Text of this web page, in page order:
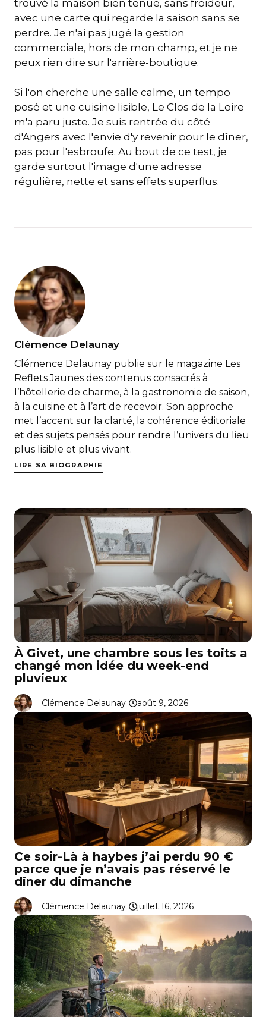
trouvé la maison bien tenue, sans froideur,
avec une carte qui regarde la saison sans se
perdre. Je n'ai pas jugé la gestion
commerciale, hors de mon champ, et je ne
peux rien dire sur l'arrière-boutique.
Si l'on cherche une salle calme, un tempo
posé et une cuisine lisible, Le Clos de la Loire
m'a paru juste. Je suis rentrée du côté
d'Angers avec l'envie d'y revenir pour le dîner,
pas pour l'esbroufe. Au bout de ce test, je
garde surtout l'image d'une adresse
régulière, nette et sans effets superflus.
Clémence Delaunay
Clémence Delaunay publie sur le magazine Les
Reflets Jaunes des contenus consacrés à
l’hôtellerie de charme, à la gastronomie de saison,
à la cuisine et à l’art de recevoir. Son approche
met l’accent sur la clarté, la cohérence éditoriale
et des sujets pensés pour rendre l’univers du lieu
plus lisible et plus vivant.
LIRE SA BIOGRAPHIE
À Givet, une chambre sous les toits a
changé mon idée du week-end
pluvieux
Clémence Delaunay août 9, 2026
Ce soir-Là à haybes j’ai perdu 90 €
parce que je n’avais pas réservé le
dîner du dimanche
Clémence Delaunay juillet 16, 2026